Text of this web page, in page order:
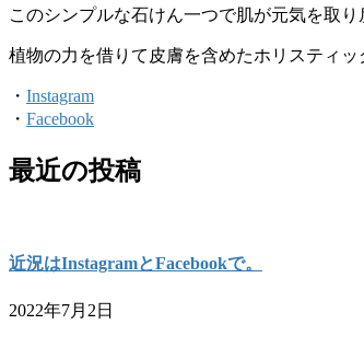
このシンプルな石けん一つで肌が元気を取
植物の力を借りて皮膚を含めたホリスティ
・ Instagram
・ Facebook
最近の投稿
近況はInstagramとFacebookで。
2022年7月2日